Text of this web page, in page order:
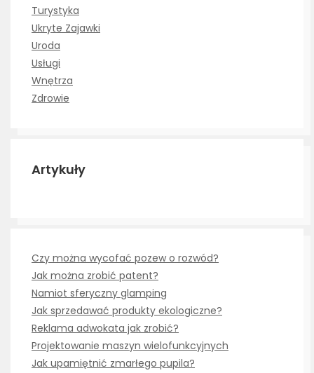
Turystyka
Ukryte Zajawki
Uroda
Usługi
Wnętrza
Zdrowie
Artykuły
Czy można wycofać pozew o rozwód?
Jak można zrobić patent?
Namiot sferyczny glamping
Jak sprzedawać produkty ekologiczne?
Reklama adwokata jak zrobić?
Projektowanie maszyn wielofunkcyjnych
Jak upamiętnić zmarłego pupila?